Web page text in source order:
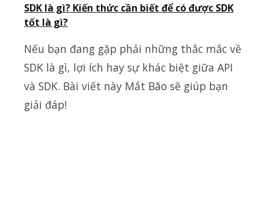
SDK là gì? Kiến thức cần biết để có được SDK
tốt là gì?
Nếu bạn đang gặp phải những thắc mắc về
SDK là gì, lợi ích hay sự khác biệt giữa API
và SDK. Bài viết này Mắt Bão sẽ giúp bạn
giải đáp!